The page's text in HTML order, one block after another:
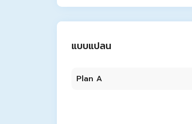
แบบแปลน
Plan A